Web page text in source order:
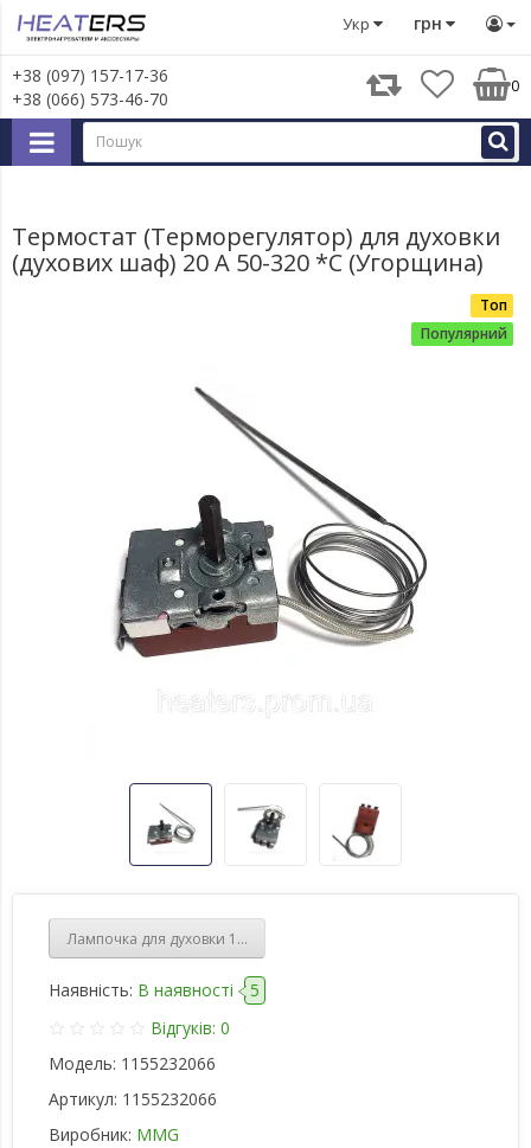
грн
Укр
+38 (097) 157-17-36
+38 (066) 573-46-70
0
Запчастини для великої побутової техніки Запчастини
Термостат (Терморегулятор) для духовки
(духових шаф) 20 A 50-320 *С (Угорщина)
Топ
Популярний
Лампочка для духовки 15W 220V E14 300°C
Наявність: В наявності
5
Відгуків: 0
Модель: 1155232066
Артикул: 1155232066
Виробник: MMG